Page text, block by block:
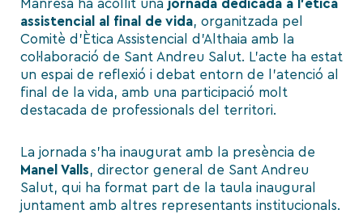
Manresa ha acollit una jornada dedicada a l’ètica
assistencial al final de vida, organitzada pel
Comitè d’Ètica Assistencial d’Althaia amb la
col·laboració de Sant Andreu Salut. L’acte ha estat
un espai de reflexió i debat entorn de l’atenció al
final de la vida, amb una participació molt
destacada de professionals del territori.
La jornada s’ha inaugurat amb la presència de
Manel Valls, director general de Sant Andreu
Salut, qui ha format part de la taula inaugural
juntament amb altres representants institucionals.